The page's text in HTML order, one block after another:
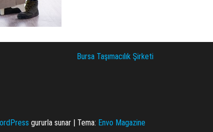
Bursa Taşımacılık Şirketi
gururla sunar Tema: Envo Magazine